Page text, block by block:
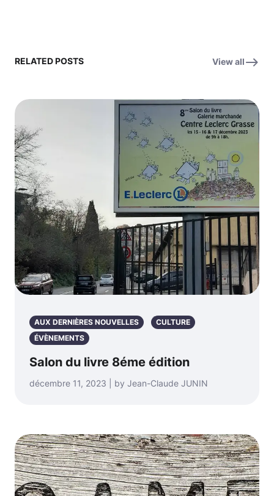
RELATED POSTS View all
AUX DERNIÈRES NOUVELLES
CULTURE
ÉVÈNEMENTS
Salon du livre 8éme édition
décembre 11, 2023 | by Jean-Claude JUNIN